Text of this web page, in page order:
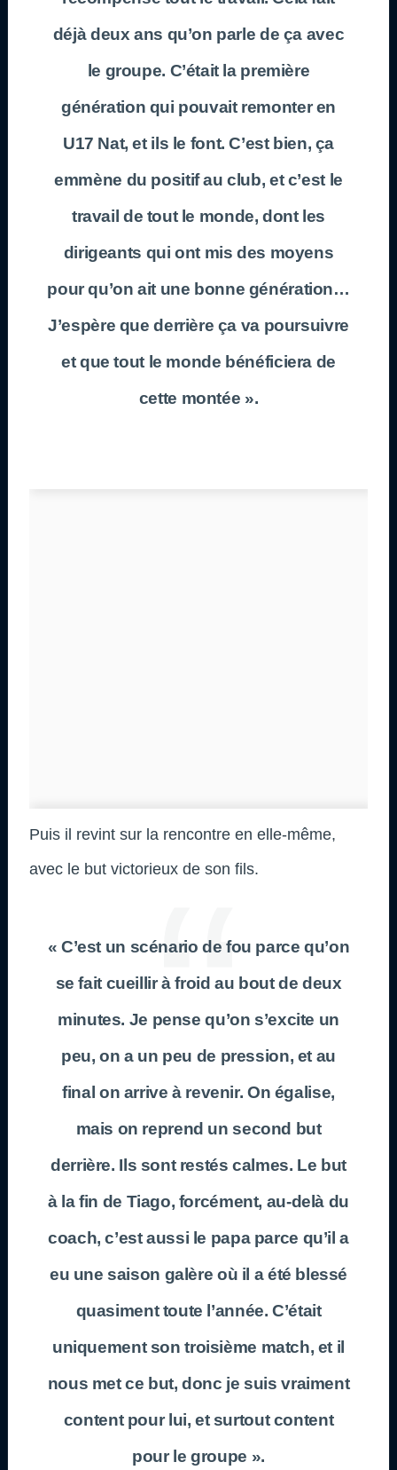
déjà deux ans qu’on parle de ça avec
le groupe. C’était la première
génération qui pouvait remonter en
U17 Nat, et ils le font. C’est bien, ça
emmène du positif au club, et c’est le
travail de tout le monde, dont les
dirigeants qui ont mis des moyens
pour qu’on ait une bonne génération…
J’espère que derrière ça va poursuivre
et que tout le monde bénéficiera de
cette montée ».
Puis il revint sur la rencontre en elle-même,
avec le but victorieux de son fils.
« C’est un scénario de fou parce qu’on
se fait cueillir à froid au bout de deux
minutes. Je pense qu’on s’excite un
peu, on a un peu de pression, et au
final on arrive à revenir. On égalise,
mais on reprend un second but
derrière. Ils sont restés calmes. Le but
à la fin de Tiago, forcément, au-delà du
coach, c’est aussi le papa parce qu’il a
eu une saison galère où il a été blessé
quasiment toute l’année. C’était
uniquement son troisième match, et il
nous met ce but, donc je suis vraiment
content pour lui, et surtout content
pour le groupe ».